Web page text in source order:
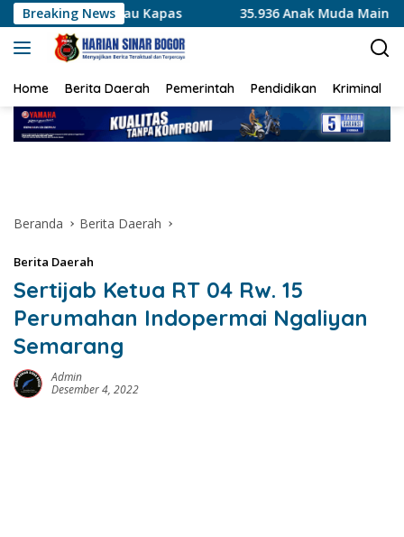
Langsung
ke
konten
Breaking News35.936 Anak Muda Main Bareng di Kapolri Cup
Home Berita Daerah Pemerintah Pendidikan Kriminal
Beranda Berita Daerah
Berita Daerah
Sertijab Ketua RT 04 Rw. 15
Perumahan Indopermai Ngaliyan
Semarang
Admin
Desember 4, 2022